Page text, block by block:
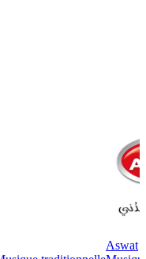
Aswat